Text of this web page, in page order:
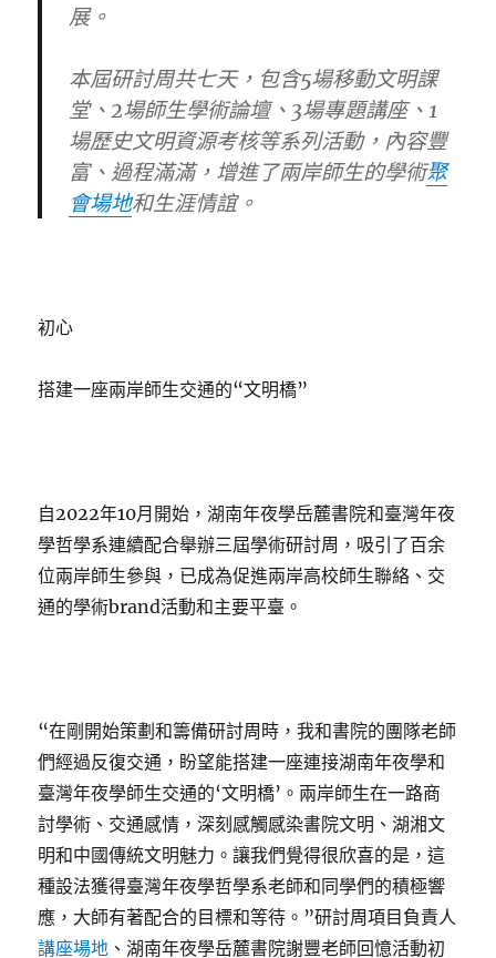
展。
本屆研討周共七天，包含5場移動文明課
堂、2場師生學術論壇、3場專題講座、1
場歷史文明資源考核等系列活動，內容豐
富、過程滿滿，增進了兩岸師生的學術聚
會場地和生涯情誼。
初心
搭建一座兩岸師生交通的“文明橋”
自2022年10月開始，湖南年夜學岳麓書院和臺灣年夜
學哲學系連續配合舉辦三屆學術研討周，吸引了百余
位兩岸師生參與，已成為促進兩岸高校師生聯絡、交
通的學術brand活動和主要平臺。
“在剛開始策劃和籌備研討周時，我和書院的團隊老師
們經過反復交通，盼望能搭建一座連接湖南年夜學和
臺灣年夜學師生交通的‘文明橋’。兩岸師生在一路商
討學術、交通感情，深刻感觸感染書院文明、湖湘文
明和中國傳統文明魅力。讓我們覺得很欣喜的是，這
種設法獲得臺灣年夜學哲學系老師和同學們的積極響
應，大師有著配合的目標和等待。”研討周項目負責人
講座場地 、湖南年夜學岳麓書院謝豐老師回憶活動初